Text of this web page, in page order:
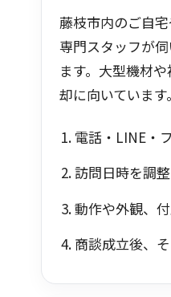
藤枝市内のご自
専門スタッフが
ます。大型機材
却に向いています。
電話・LINE・
訪問日時を調整
動作や外観、
商談成立後、